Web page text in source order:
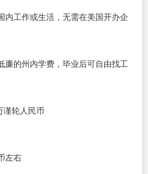
内工作或生活，无需在美国开办企
廉的州内学费，毕业后可自由找工
谨轮人民币
左右